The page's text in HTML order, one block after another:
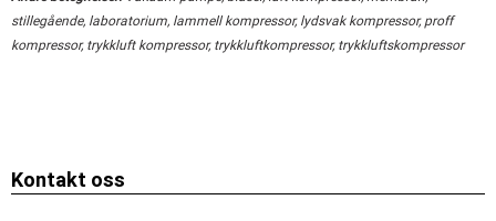
stillegående, laboratorium, lammell kompressor, lydsvak kompressor, proff
kompressor, trykkluft kompressor, trykkluftkompressor, trykkluftskompressor
Kontakt oss